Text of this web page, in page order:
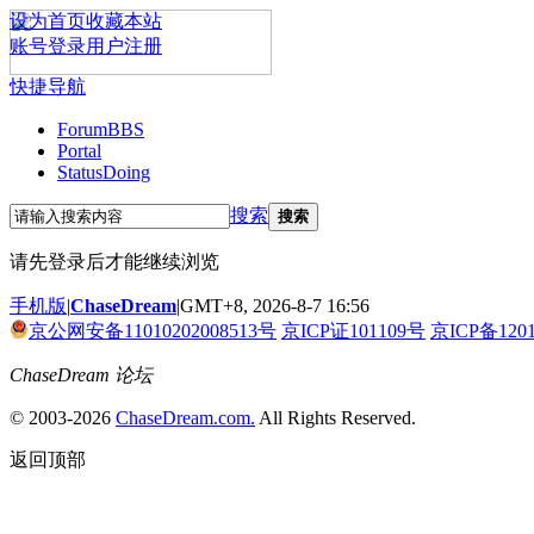
设为首页收藏本站
账号登录用户注册
快捷导航
ForumBBS
Portal
StatusDoing
搜索 搜索
请先登录后才能继续浏览
手机版|ChaseDream|GMT+8, 2026-8-7 16:56
京公网安备11010202008513号 京ICP证101109号 京ICP备
ChaseDream 论坛
© 2003-2026 ChaseDream.com. All Rights Reserved.
返回顶部